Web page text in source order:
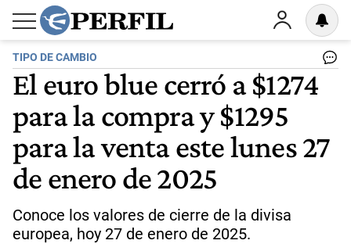
TIPO DE CAMBIO
El euro blue cerró a $1274
para la compra y $1295
para la venta este lunes 27
de enero de 2025
Conoce los valores de cierre de la divisa
europea, hoy 27 de enero de 2025.